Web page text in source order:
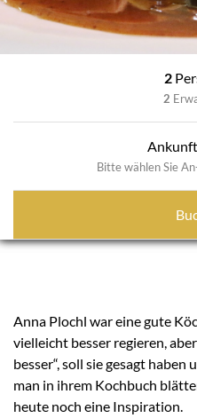
2
2
Bitte wählen Sie
Anna Plochl war eine gute
vielleicht besser regieren,
besser“, soll sie gesagt haben
man in ihrem Kochbuch
heute noch eine Inspiration.